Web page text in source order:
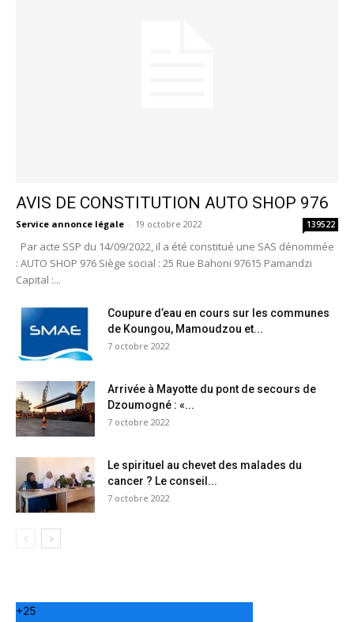
AVIS DE CONSTITUTION AUTO SHOP 976
Service annonce légale - 19 octobre 2022 139522
Par acte SSP du 14/09/2022, il a été constitué une SAS dénommée
: AUTO SHOP 976 Siège social : 25 Rue Bahoni 97615 Pamandzi
Capital :...
Coupure d’eau en cours sur les communes
de Koungou, Mamoudzou et...
7 octobre 2022
Arrivée à Mayotte du pont de secours de
Dzoumogné : «...
7 octobre 2022
Le spirituel au chevet des malades du
cancer ? Le conseil...
7 octobre 2022
+25